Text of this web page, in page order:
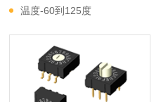
温度-60到125度